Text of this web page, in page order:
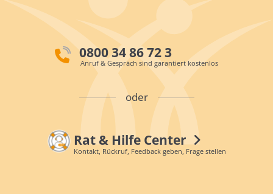
0800 34 86 72 3
Anruf & Gespräch sind garantiert kostenlos
oder
Rat & Hilfe Center
Kontakt, Rückruf, Feedback geben, Frage stellen